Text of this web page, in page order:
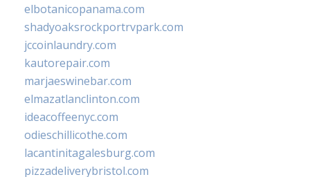
elbotanicopanama.com
shadyoaksrockportrvpark.com
jccoinlaundry.com
kautorepair.com
marjaeswinebar.com
elmazatlanclinton.com
ideacoffeenyc.com
odieschillicothe.com
lacantinitagalesburg.com
pizzadeliverybristol.com